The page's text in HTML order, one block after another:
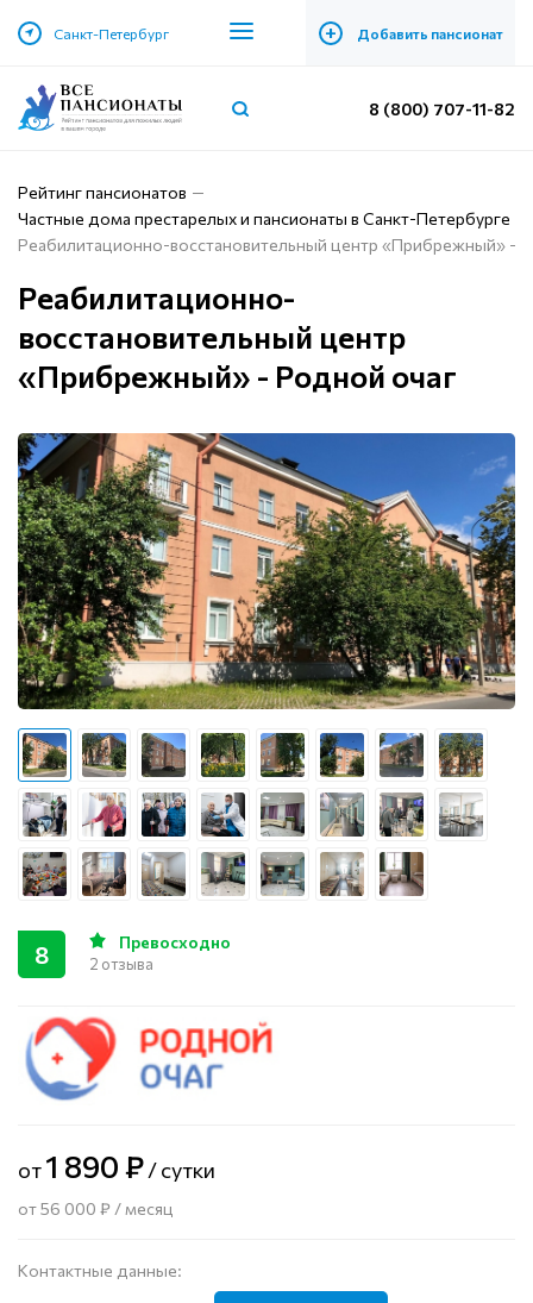
Санкт-Петербург + Добавить пансионат
8 (800) 707-11-82
Рейтинг пансионатов
Частные дома престарелых и пансионаты в Санкт-Петербурге
Реабилитационно-восстановительный центр «Прибрежный» -
Реабилитационно-
восстановительный центр
«Прибрежный» - Родной очаг
8 Превосходно
2 отзыва
от1 890 ₽/ сутки
от 56 000 ₽ / месяц
Контактные данные: